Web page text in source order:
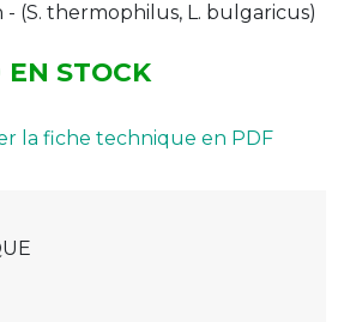
thermophilus, L. bulgaricus)
EN STOCK
la fiche technique en PDF